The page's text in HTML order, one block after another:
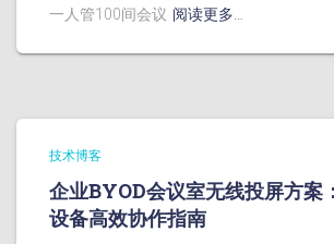
一人管100间会议 阅读更多…
技术博客
企业BYOD会议室无线投屏方案
设备高效协作指南